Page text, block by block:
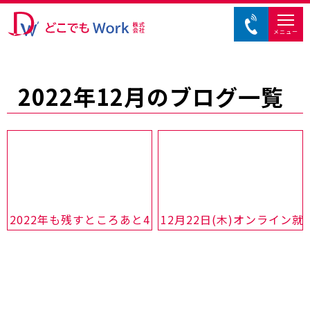
メニュー
2022年12月のブログ一覧
2022年も残すところあと4日！！12月22日(木)オンライン就